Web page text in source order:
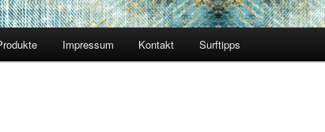
Impressum Kontakt Surftipps